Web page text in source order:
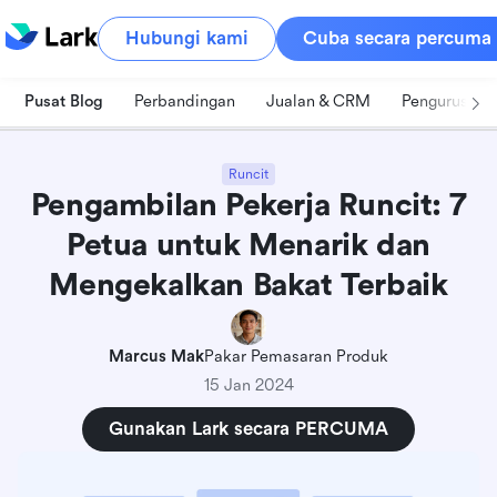
Hubungi kami Cuba secara percuma
Pusat Blog Perbandingan Jualan & CRM Pengurusan
Runcit
Pengambilan Pekerja Runcit: 7
Petua untuk Menarik dan
Mengekalkan Bakat Terbaik
Marcus MakPakar Pemasaran Produk
15 Jan 2024
Gunakan Lark secara PERCUMA